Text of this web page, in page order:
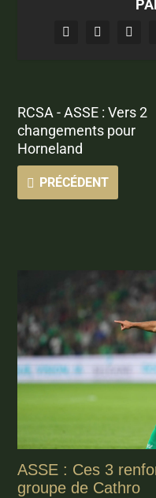
RCSA - ASSE : Vers 2
changements pour
Horneland
PRÉCÉDENT
ASSE : Ces 3
groupe de Cathro